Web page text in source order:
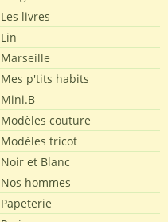
Les livres
Lin
Marseille
Mes p'tits habits
Mini.B
Modèles couture
Modèles tricot
Noir et Blanc
Nos hommes
Papeterie